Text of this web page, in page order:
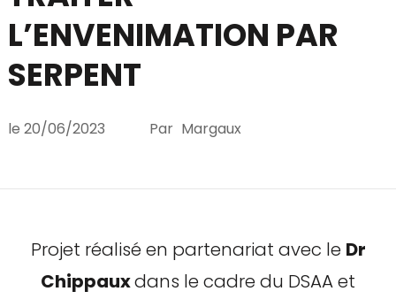
L’ENVENIMATION PAR
SERPENT
le 20/06/2023 Par Margaux
Projet réalisé en partenariat avec le Dr
Chippauxdans le cadre du DSAA et